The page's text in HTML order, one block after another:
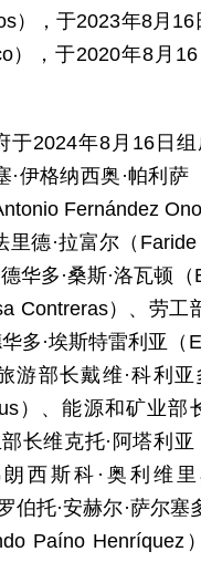
），于2023年8月
），于2020年8月
于2024年8月16日
伊格纳西奥·帕利
Fernández
德·拉富尔（
华多·桑斯·洛瓦顿
Contreras）、劳工
多·埃斯特雷利亚
游部长戴维·科利
）、能源和矿业
长维克托·阿塔利
西斯科·奥利维
伯托·安赫尔·萨尔
Paíno